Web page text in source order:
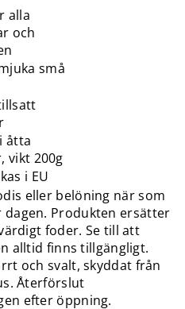
alla
och
små
åtta
vikt 200g
i EU
eller belöning när som
dagen. Produkten ersätter
foder. Se till att
alltid finns tillgängligt.
och svalt, skyddat från
Återförslut
efter öppning.